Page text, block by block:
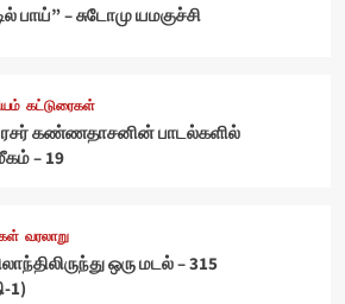
பாய்” – சுடோமு யமகுச்சி
கட்டுரைகள்
கண்ணதாசனின் பாடல்களில்
– 19
வரலாறு
ஒரு மடல் – 315
1)